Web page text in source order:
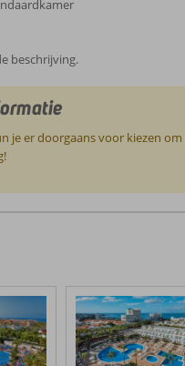
beschrijving.
je er doorgaans voor kiezen